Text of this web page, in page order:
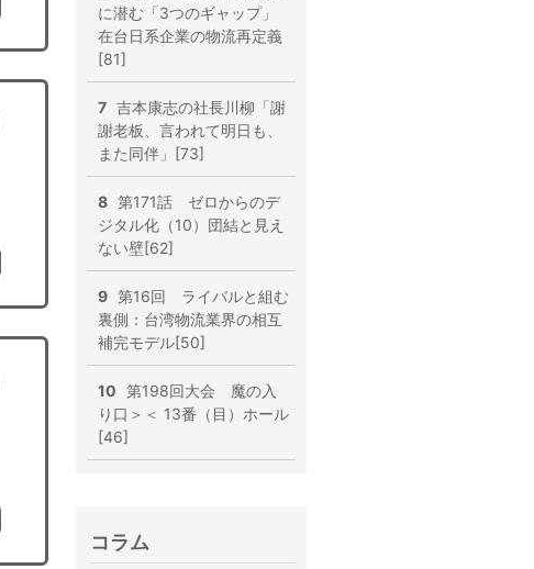
に潜む「3つのギャップ」
在台日系企業の物流再定義
[81]
7 吉本康志の社長川柳「謝
謝老板、言われて明日も、
また同伴」[73]
8 第171話 ゼロからのデ
ジタル化（10）団結と見え
ない壁[62]
9 第16回 ライバルと組む
裏側：台湾物流業界の相互
補完モデル[50]
10 第198回大会 魔の入
り口＞＜ 13番（目）ホール
[46]
コラム